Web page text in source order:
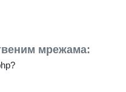
мрежама: